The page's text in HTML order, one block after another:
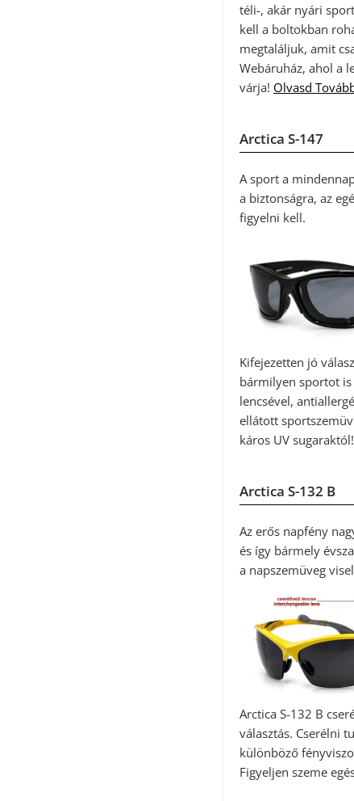
téli-, akár nyári
kell a boltokban
megtaláljuk, amit
Webáruház, ahol a
várja! Olvasd
Arctica S-147
A sport a
a biztonságra, az
figyelni kell.
Kifejezetten jó
bármilyen sportot
lencsével,
ellátott
káros UV sugaraktól!
Arctica S-132 B
Az erős napfény
és így bármely
a napszemüveg
Arctica S-132 B
választás. Cserélni
különböző
Figyeljen szeme